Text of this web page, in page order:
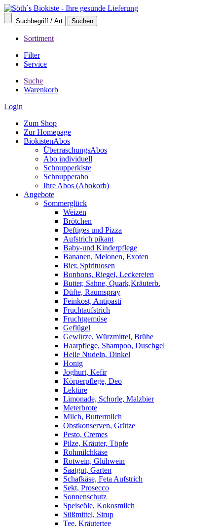
Sortiment
Filter
Service
Suche
Warenkorb
Login
Zum Shop
Zur Homepage
BiokistenAbos
ÜberraschungsAbos
Abo individuell
Schnupperkiste
Schnupperabo
Ihre Abos (Abokorb)
Angebote
Sommerglück
Weizen
Brötchen
Deftiges und Pizza
Aufstrich pikant
Baby-und Kinderpflege
Bananen, Melonen, Exoten
Bier, Spirituosen
Bonbons, Riegel, Leckereien
Butter, Sahne, Quark,Kräuterb.
Düfte, Raumspray
Feinkost, Antipasti
Fruchtaufstrich
Fruchtgemüse
Geflügel
Gewürze, Würzmittel, Brühe
Haarpflege, Shampoo, Duschgel
Helle Nudeln, Dinkel
Honig
Joghurt, Kefir
Körperpflege, Deo
Lektüre
Limonade, Schorle, Malzbier
Meterbrote
Milch, Buttermilch
Obstkonserven, Grütze
Pesto, Cremes
Pilze, Kräuter, Töpfe
Rohmilchkäse
Rotwein, Glühwein
Saatgut, Garten
Schafkäse, Feta Aufstrich
Sekt, Prosecco
Sonnenschutz
Speiseöle, Kokosmilch
Süßmittel, Sirup
Tee, Kräutertee